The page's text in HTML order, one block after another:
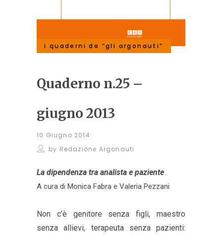
i quaderni de “gli argonauti”
Quaderno n.25 –
giugno 2013
10 Giugno 2014
by Redazione Argonauti
La dipendenza tra analista e paziente
A cura di Monica Fabra e Valeria Pezzani
Non c’è genitore senza figli, maestro
senza allievi, terapeuta senza pazienti: